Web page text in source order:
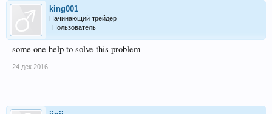
king001
Начинающий трейдер
Пользователь
some one help to solve this problem
24 дек 2016